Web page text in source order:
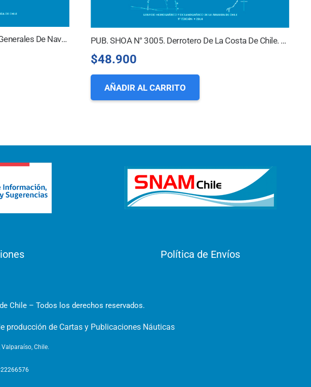
PUB. SHOA N° 3011. Instrucciones Generales De Navegación En Las Cercanías De La Costa Y Aguas Interiores PUB. SHOA N° 3005. Derrotero De La Costa De Chile. Volumen V. Tierra Del Fuego Y Canales E Islas Adyacentes
$48.900
AÑADIR AL CARRITO
Política de Envíos
Chile – Todos los derechos reservados.
producción de Cartas y Publicaciones Náuticas
Chile.